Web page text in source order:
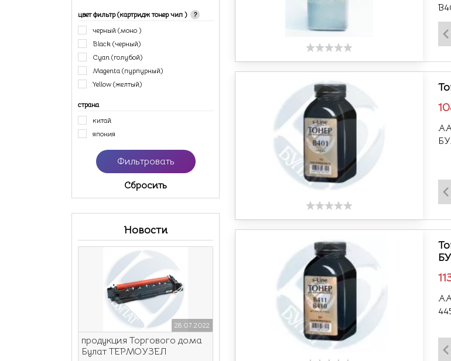
цвет фильтр (картридж тонер чип ) ?
черный (моно )
Black (черный)
Cyan (голубой)
Magenta (пурпурный)
Yellow (желтый)
страна
китай
япония
Cбросить
Новости
28.07.2022
продукция Торгового дома
Булат ТЕРМОУЗЕЛ